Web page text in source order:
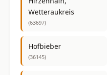
Wetteraukreis
(63697)
Hofbieber
(36145)